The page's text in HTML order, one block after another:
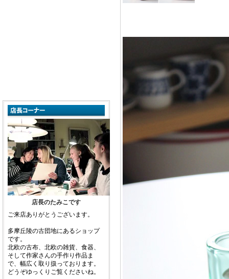
店長のたみこです
ご来店ありがとうございます。
多摩丘陵の古団地にあるショップ
です。
北欧の古布、北欧の雑貨、食器、
そして作家さんの手作り作品ま
で、幅広く取り扱っております。
どうぞゆっくりご覧くださいね。